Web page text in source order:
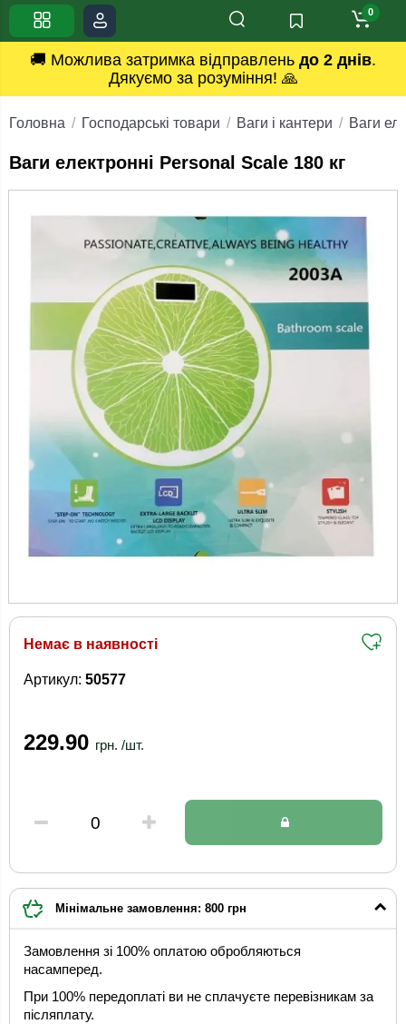
🚚 Можлива затримка відправлень до 2 днів.
Дякуємо за розуміння! 🙏
0
Головна Господарські товари Ваги і кантери Ваги
Ваги електронні Personal Scale 180 кг
Немає в наявності
Артикул: 50577
229.90 грн. /шт.
Мінімальне замовлення: 800 грн
Замовлення зі 100% оплатою обробляються
насамперед.
При 100% передоплаті ви не сплачуєте перевізникам за
післяплату.